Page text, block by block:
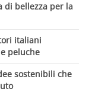
di bellezza per la
italiani
peluche
sostenibili che